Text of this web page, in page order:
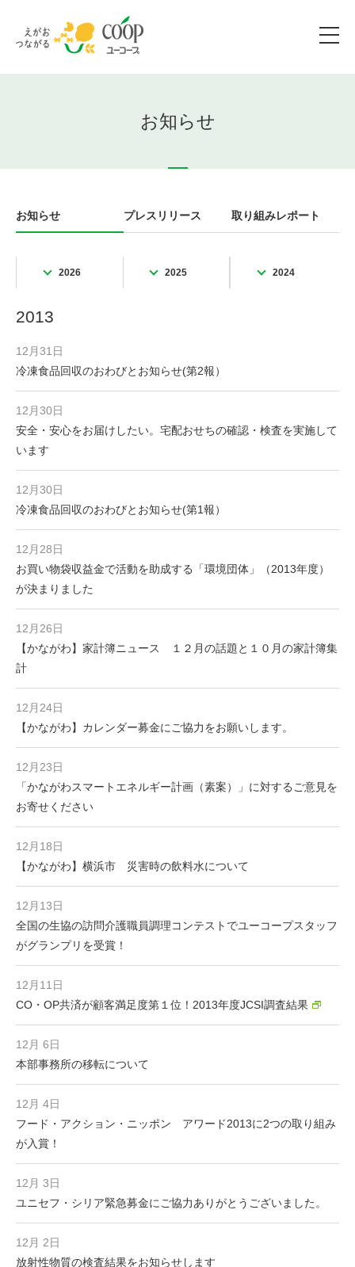
お知らせ
お知らせ プレスリリース 取り組みレポート
2026 2025 2024
2013
12月31日
冷凍食品回収のおわびとお知らせ(第2報）
12月30日
安全・安心をお届けしたい。宅配おせちの確認・検査を実施して
います
12月30日
冷凍食品回収のおわびとお知らせ(第1報）
12月28日
お買い物袋収益金で活動を助成する「環境団体」（2013年度）
が決まりました
12月26日
【かながわ】家計簿ニュース １２月の話題と１０月の家計簿集
計
12月24日
【かながわ】カレンダー募金にご協力をお願いします。
12月23日
「かながわスマートエネルギー計画（素案）」に対するご意見を
お寄せください
12月18日
【かながわ】横浜市 災害時の飲料水について
12月13日
全国の生協の訪問介護職員調理コンテストでユーコープスタッフ
がグランプリを受賞！
12月11日
CO・OP共済が顧客満足度第１位！2013年度JCSI調査結果
12月 6日
本部事務所の移転について
12月 4日
フード・アクション・ニッポン アワード2013に2つの取り組み
が入賞！
12月 3日
ユニセフ・シリア緊急募金にご協力ありがとうございました。
12月 2日
放射性物質の検査結果をお知らせします